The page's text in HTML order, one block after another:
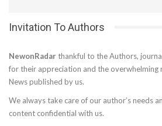
Invitation To Authors
NewonRadar thankful to the Authors,
for their appreciation and the overwhelming
News published by us.
We always take care of our author’s needs
content confidential with us.